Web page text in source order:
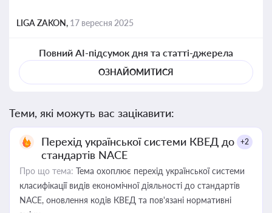
LIGA ZAKON, 17 вересня 2025
Повний AI-підсумок дня та статті-джерела
ОЗНАЙОМИТИСЯ
Теми, які можуть вас зацікавити:
Перехід української системи КВЕД до
стандартів NACE
+2
Про що тема: Тема охоплює перехід української системи
класифікації видів економічної діяльності до стандартів
NACE, оновлення кодів КВЕД та пов'язані нормативні